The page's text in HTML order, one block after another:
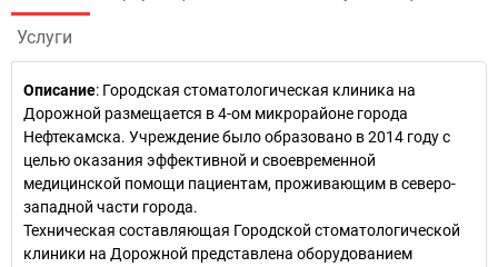
Услуги
Описание: Городская стоматологическая клиника на
Дорожной размещается в 4-ом микрорайоне города
Нефтекамска. Учреждение было образовано в 2014 году с
целью оказания эффективной и своевременной
медицинской помощи пациентам, проживающим в северо-
западной части города.
Техническая составляющая Городской стоматологической
клиники на Дорожной представлена оборудованием